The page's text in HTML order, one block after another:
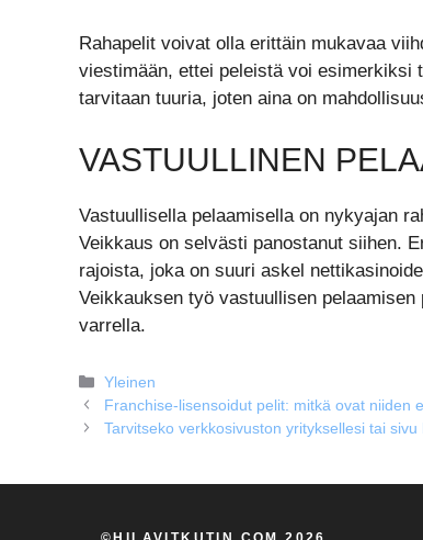
Rahapelit voivat olla erittäin mukavaa
viestimään, ettei peleistä voi esimerkiksi
tarvitaan tuuria, joten aina on
VASTUULLINEN
Vastuullisella pelaamisella on nykyajan
Veikkaus on selvästi panostanut siihen.
rajoista, joka on suuri askel
Veikkauksen työ vastuullisen
varrella.
Kategoriat
Yleinen
Franchise-lisensoidut pelit: mitkä ovat niiden
Tarvitseko verkkosivuston yrityksellesi tai sivu